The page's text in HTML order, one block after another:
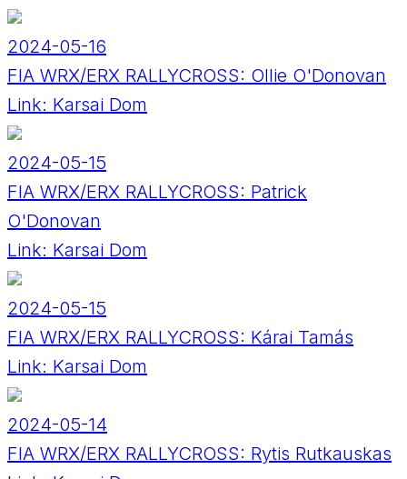
2024-05-16
FIA WRX/ERX RALLYCROSS: Ollie O'Donovan
Link: Karsai Dom
2024-05-15
FIA WRX/ERX RALLYCROSS: Patrick
O'Donovan
Link: Karsai Dom
2024-05-15
FIA WRX/ERX RALLYCROSS: Kárai Tamás
Link: Karsai Dom
2024-05-14
FIA WRX/ERX RALLYCROSS: Rytis Rutkauskas